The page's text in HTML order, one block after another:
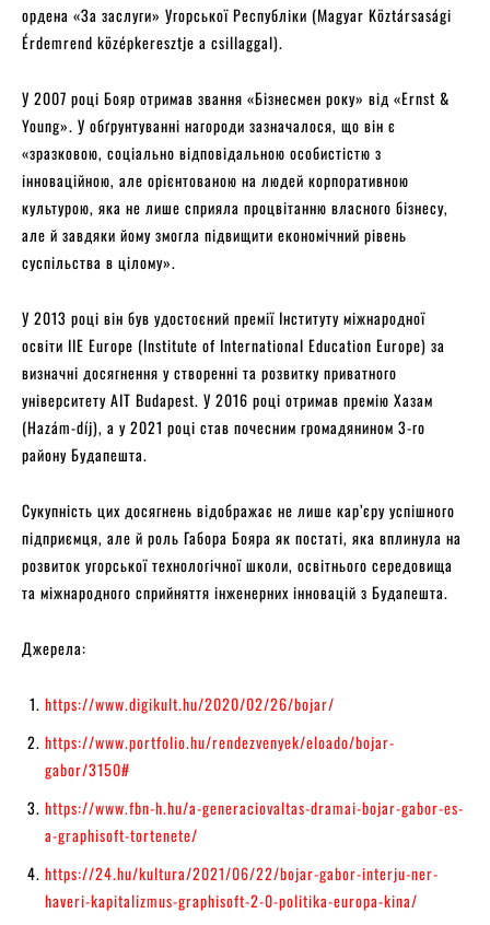
ордена «За заслуги» Угорської Республіки (Magyar Köztársasági
Érdemrend középkeresztje a csillaggal).
У 2007 році Бояр отримав звання «Бізнесмен року» від «Ernst &
Young». У обґрунтуванні нагороди зазначалося, що він є
«зразковою, соціально відповідальною особистістю з
інноваційною, але орієнтованою на людей корпоративною
культурою, яка не лише сприяла процвітанню власного бізнесу,
але й завдяки йому змогла підвищити економічний рівень
суспільства в цілому».
У 2013 році він був удостоєний премії Інституту міжнародної
освіти IIE Europe (Institute of International Education Europe) за
визначні досягнення у створенні та розвитку приватного
університету AIT Budapest. У 2016 році отримав премію Хазам
(Hazám-díj), а у 2021 році став почесним громадянином 3-го
району Будапешта.
Сукупність цих досягнень відображає не лише кар’єру успішного
підприємця, але й роль Габора Бояра як постаті, яка вплинула на
розвиток угорської технологічної школи, освітнього середовища
та міжнародного сприйняття інженерних інновацій з Будапешта.
Джерела:
https://www.digikult.hu/2020/02/26/bojar/
https://www.portfolio.hu/rendezvenyek/eloado/bojar-
gabor/3150#
https://www.fbn-h.hu/a-generaciovaltas-dramai-bojar-gabor-es-
a-graphisoft-tortenete/
https://24.hu/kultura/2021/06/22/bojar-gabor-interju-ner-
haveri-kapitalizmus-graphisoft-2-0-politika-europa-kina/